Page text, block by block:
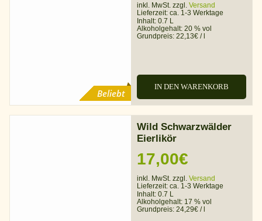
Beliebt
inkl. MwSt. zzgl. Versand
Lieferzeit: ca. 1-3 Werktage
Inhalt: 0.7 L
Alkoholgehalt: 20 % vol
Grundpreis: 22,13€ /l
IN DEN WARENKORB
Wild Schwarzwälder
Eierlikör
17,00€
inkl. MwSt. zzgl. Versand
Lieferzeit: ca. 1-3 Werktage
Inhalt: 0.7 L
Alkoholgehalt: 17 % vol
Grundpreis: 24,29€ /l